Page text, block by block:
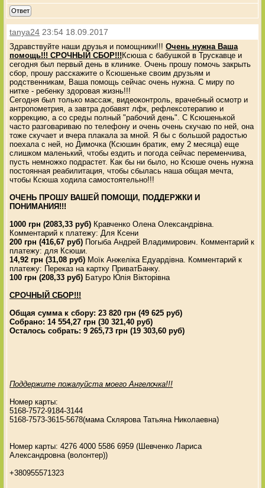
Ответ
tanya24 23:54 18.09.2017
Здравствуйте наши друзья и помощники!!!Очень нужна Ваша
помощь!!! СРОЧНЫЙ СБОР!!!Ксюша с бабушкой в Трускавце и
сегодня был первый день в клинике. Очень прошу помочь закрыть
сбор, прошу расскажите о Ксюшеньке своим друзьям и
родственникам, Ваша помощь сейчас очень нужна. С миру по
нитке - ребенку здоровая жизнь!!!
Сегодня был только массаж, видеоконтроль, врачебный осмотр и
антропометрия, а завтра добавят лфк, рефлексотерапию и
коррекцию, а со среды полный "рабочий день". С Ксюшенькой
часто разговариваю по телефону и очень очень скучаю по ней, она
тоже скучает и вчера плакала за мной. Я бы с большой радостью
поехала с ней, но Димочка (Ксюшин братик, ему 2 месяца) еще
слишком маленький, чтобы ездить и погода сейчас переменчива,
пусть немножко подрастет. Как бы ни было, но Ксюше очень нужна
постоянная реабилитация, чтобы сбылась наша общая мечта,
чтобы Ксюша ходила самостоятельно!!!
ОЧЕНЬ ПРОШУ ВАШЕЙ ПОМОЩИ, ПОДДЕРЖКИ И
ПОНИМАНИЯ!!!
1000 грн (2083,33 руб) Кравченко Олена Олександрівна.
Комментарий к платежу: Для Ксени
200 грн (416,67 руб) Погыба Андрей Владимирович. Комментарий к
платежу: для Ксюши.
14,92 грн (31,08 руб) Моїк Анжеліка Едуардівна. Комментарий к
платежу: Переказ на картку ПриватБанку.
100 грн (208,33 руб) Батуро Юлія Вікторівна
СРОЧНЫЙ СБОР!!!
Общая сумма к сбору: 23 820 грн (49 625 руб)
Собрано: 14 554,27 грн (30 321,40 руб)
Осталось собрать: 9 265,73 грн (19 303,60 руб)
Поддержите пожалуйста моего Ангелочка!!!
Номер карты:
5168-7572-9184-3144
5168-7573-3615-5678(мама Склярова Татьяна Николаевна)
Номер карты: 4276 4000 5586 6959 (Шевченко Лариса
Александровна (волонтер))
+380955571323